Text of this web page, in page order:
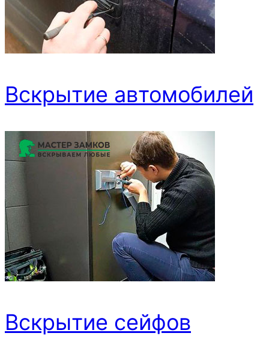
Вскрытие автомобилей
Вскрытие сейфов